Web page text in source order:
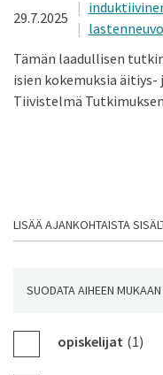
29.7.2025
Tämän laadullisen
isien kokemuksia äitiys-
Tiivistelmä
LISÄÄ AJANKOHTAISTA
opiskelijat (1)
SUODATA AIHEEN MUKAAN